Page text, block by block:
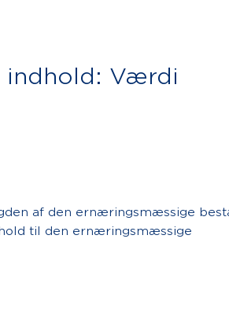
Værdi
af den ernæringsmæssige
til den ernæringsmæssige